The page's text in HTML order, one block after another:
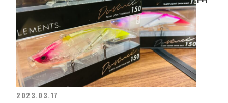
2023.03.17